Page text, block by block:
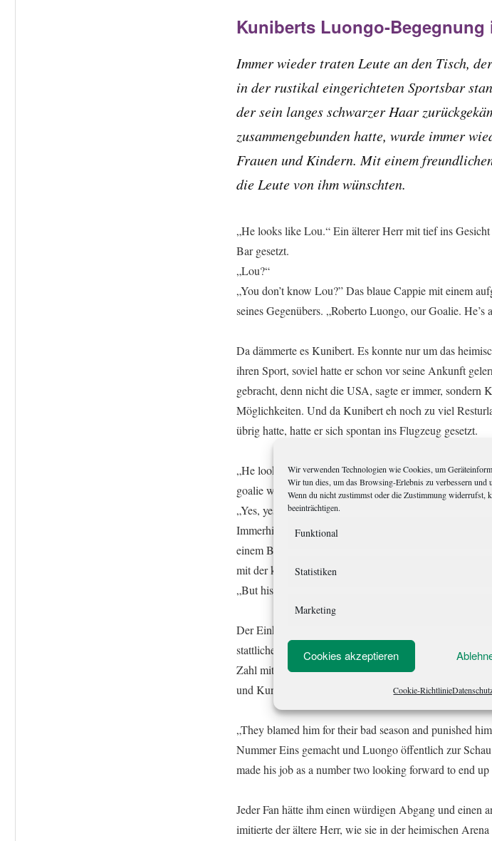
Wir verwenden Technologien wie Cookies, um
Wir tun dies, um das Browsing-Erlebnis zu verbessern und
Wenn du nicht zustimmst oder die Zustimmung widerrufst,
beeinträchtigen.
Funktional
Statistiken
Marketing
Cookies akzeptieren
Cookie-Richtlinie
Kuniberts Luongo-Begegnung
Immer wieder traten Leute an den Tisch,
in der rustikal eingerichteten Sportsbar
der sein langes schwarzer Haar
zusammengebunden hatte, wurde immer
Frauen und Kindern. Mit einem
die Leute von ihm wünschten.
„He looks like Lou.“ Ein älterer Herr mit tief ins
Bar gesetzt.
„Lou?“
„You don’t know Lou?” Das blaue Cappie mit einem
seines Gegenübers. „Roberto Luongo, our Goalie. He’s
Da dämmerte es Kunibert. Es konnte nur um das
ihren Sport, soviel hatte er schon vor seine Ankunft
gebracht, denn nicht die USA, sagte er immer, sondern
Möglichkeiten. Und da Kunibert eh noch zu viel
übrig hatte, hatte er sich spontan ins Flugzeug gesetzt.
„He looks like him, but he isn’t“, setzte der ältere Herr
goalie we’ve ever seen in Vancouver.”
„Yes, yes“, sagte Kunibert nur. Ihm fiel weder auf
Immerhin hatte er es trotz seiner Flugangst über den
einem Barhocker an einem Tresen und begutachtete
mit der kanadischen Kultur vertraut machen, dachte er.
„But his contract sucks“, schob sein Sitznachbar nach
Der Einheimische, der sich als Ron vorstellte, erzählte,
stattlichen 31 Jahren einen langen Vertrag
Zahl mit seinen beiden Händen zu verdeutlichen.
und Kunibert kombinierte, dass dies wohl etwas
„They blamed him for their bad season and punished
Nummer Eins gemacht und Luongo öffentlich zur
made his job as a number two looking forward to end up
Jeder Fan hätte ihm einen würdigen Abgang und einen
imitierte der ältere Herr, wie sie in der heimischen